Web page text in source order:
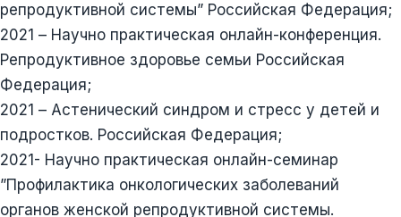
репродуктивной системы” Российская Федерация;
2021 – Научно практическая онлайн-конференция.
Репродуктивное здоровье семьи Российская
Федерация;
2021 – Астенический синдром и стресс у детей и
подростков. Российская Федерация;
2021- Научно практическая онлайн-семинар
”Профилактика онкологических заболеваний
органов женской репродуктивной системы.